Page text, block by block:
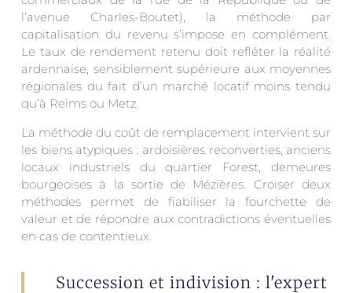
l’avenue Charles-Boutet), la méthode par
capitalisation du revenu s’impose en complément.
Le taux de rendement retenu doit refléter la réalité
ardennaise, sensiblement supérieure aux moyennes
régionales du fait d’un marché locatif moins tendu
qu’à Reims ou Metz.
La méthode du coût de remplacement intervient sur
les biens atypiques : ardoisières reconverties, anciens
locaux industriels du quartier Forest, demeures
bourgeoises à la sortie de Mézières. Croiser deux
méthodes permet de fiabiliser la fourchette de
valeur et de répondre aux contradictions éventuelles
en cas de contentieux.
Succession et indivision : l'expert